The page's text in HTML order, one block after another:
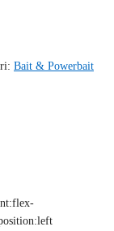
Bait & Powerbait